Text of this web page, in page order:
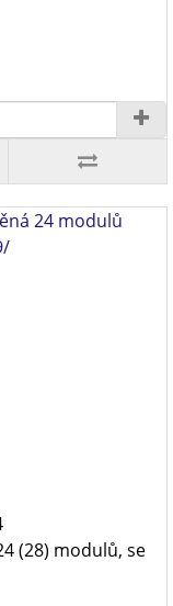
24 modulů
(28) modulů, se